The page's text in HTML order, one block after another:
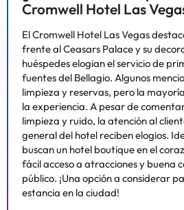
Cromwell Hotel Las
El Cromwell Hotel Las Vegas
frente al Ceasars Palace y su
huéspedes elogian el servicio de
fuentes del Bellagio. Algunos
limpieza y reservas, pero la
la experiencia. A pesar de
limpieza y ruido, la atención al
general del hotel reciben elogios.
buscan un hotel boutique en el
fácil acceso a atracciones y buena
público. ¡Una opción a considerar
estancia en la ciudad!